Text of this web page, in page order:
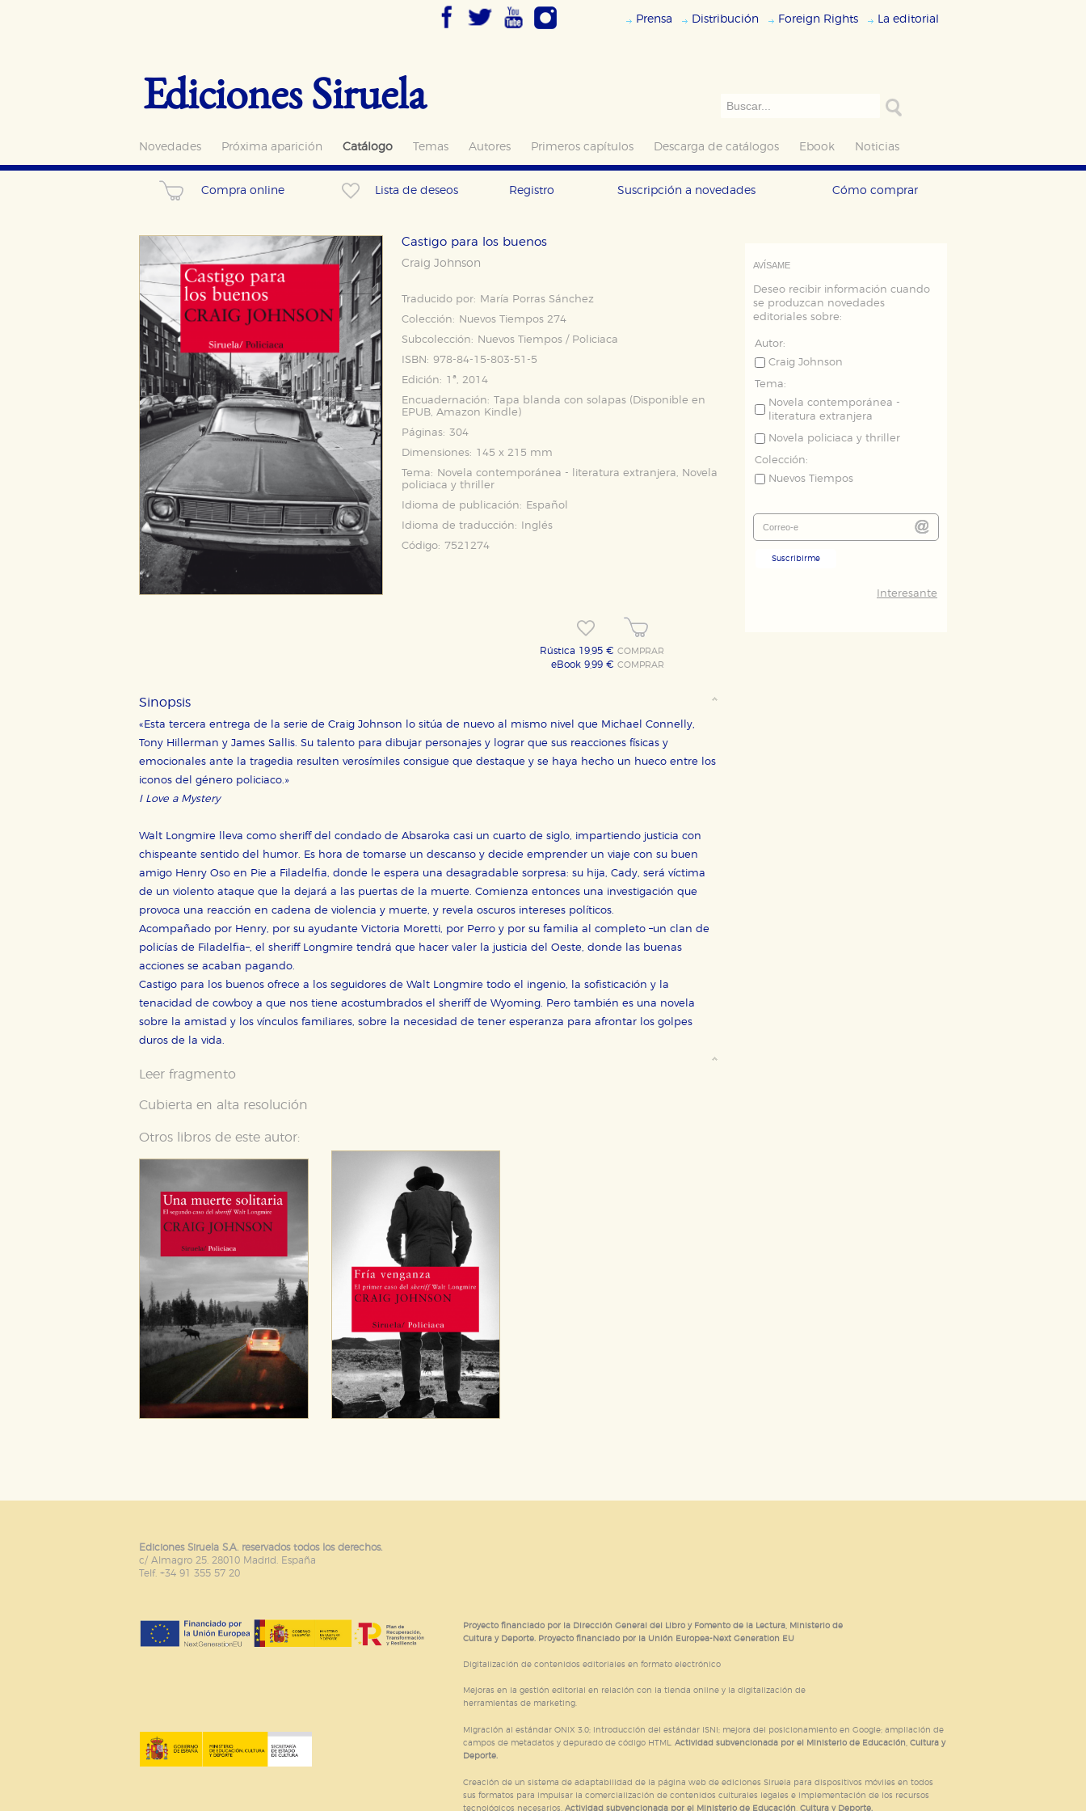
Prensa Distribución Foreign Rights La editorial
Ediciones Siruela
Novedades Próxima aparición Catálogo Temas Autores Primeros capítulos Descarga de catálogos Ebook Noticias
Compra online Lista de deseos Registro Suscripción a novedades Cómo comprar
Castigo para los buenos
Craig Johnson
Traducido por:
María Porras Sánchez
Colección:
Nuevos Tiempos 274
Subcolección:
Nuevos Tiempos / Policiaca
ISBN: 978-84-15-803-51-5
Edición: 1ª, 2014
Encuadernación: Tapa blanda con solapas (Disponible en
EPUB, Amazon Kindle )
Páginas: 304
Dimensiones: 145 x 215 mm
Tema:
Novela contemporánea - literatura extranjera, Novela
policiaca y thriller
Idioma de publicación:
Español
Idioma de traducción:
Inglés
Código: 7521274
Rústica 19,95 €COMPRAR
eBook 9,99 €COMPRAR
Sinopsis
«Esta tercera entrega de la serie de Craig Johnson lo sitúa de nuevo al mismo nivel que Michael Connelly,
Tony Hillerman y James Sallis. Su talento para dibujar personajes y lograr que sus reacciones físicas y
emocionales ante la tragedia resulten verosímiles consigue que destaque y se haya hecho un hueco entre los
iconos del género policiaco.»
I Love a Mystery
Walt Longmire lleva como sheriff del condado de Absaroka casi un cuarto de siglo, impartiendo justicia con
chispeante sentido del humor. Es hora de tomarse un descanso y decide emprender un viaje con su buen
amigo Henry Oso en Pie a Filadelfia, donde le espera una desagradable sorpresa: su hija, Cady, será víctima
de un violento ataque que la dejará a las puertas de la muerte. Comienza entonces una investigación que
provoca una reacción en cadena de violencia y muerte, y revela oscuros intereses políticos.
Acompañado por Henry, por su ayudante Victoria Moretti, por ­Perro y por su familia al completo –un clan de
policías de Filadelfia–, el sheriff Longmire tendrá que hacer valer la justicia del Oeste, donde las buenas
acciones se acaban pagando.
Castigo para los buenos ofrece a los seguidores de Walt Longmire todo el ingenio, la sofisticación y la
tenacidad de cowboy a que nos tiene acostumbrados el sheriff de Wyoming. Pero también es una novela
sobre la amistad y los vínculos familiares, sobre la necesidad de tener esperanza para afrontar los golpes
duros de la vida.
Leer fragmento
Cubierta en alta resolución
Otros libros de este autor:
AVÍSAME
Deseo recibir información cuando
se produzcan novedades
editoriales sobre:
Autor:
Craig Johnson
Tema:
Novela contemporánea -
literatura extranjera
Novela policiaca y thriller
Colección:
Nuevos Tiempos
Suscribirme
Interesante
Ediciones Siruela S.A. reservados todos los derechos.
c/ Almagro 25. 28010 Madrid. España
Telf. +34 91 355 57 20
Proyecto financiado por la Dirección General del Libro y Fomento de la Lectura, Ministerio de
Cultura y Deporte. Proyecto financiado por la Unión Europea-Next Generation EU
Digitalización de contenidos editoriales en formato electrónico
Mejoras en la gestión editorial en relación con la tienda online y la digitalización de
herramientas de marketing.
Migración al estándar ONIX 3.0; introducción del estándar ISNI; mejora del posicionamiento en Google; ampliación de
campos de metadatos y depurado de código HTML. Actividad subvencionada por el Ministerio de Educación, Cultura y
Deporte.
Creación de un sistema de adaptabilidad de la página web de ediciones Siruela para dispositivos móviles en todos
sus formatos para impulsar la comercialización de contenidos culturales legales e implementación de los recursos
tecnológicos necesarios. Actividad subvencionada por el Ministerio de Educación, Cultura y Deporte.
CONFIGURACIÓN DE COOKIES
Cookies necesarias
Estas cookies son necesarias para que nuestro sitio web funcione y no es posible deshabilitarlas desde nuestro sistema. Es posible
hacerlo desde el navegador, pero en ese caso es posible que algunas áreas de nuestra web dejen de funcionar correctamente.
Cookies de rendimiento y analíticas
Estas cookies se utilizan para mejorar su experiencia de navegación y optimizar el funcionamiento de nuestro sitio web. Almacenan
configuraciones de servicios para que no tenga que reconfigurarlos cada vez que nos visita. La información es agregada y, por lo
Cookies de publicidad y redes sociales
Estas cookies son gestionadas por nuestros socios publicitarios y se utilizan para mostrar publicidad relevante para sus intereses en
otros sitios. No almacenan directamente información personal sino que se basan en la identificación única de su navegador y
dispositivo de internet.
GUARDAR CONFIGURACIÓN
política de cookies